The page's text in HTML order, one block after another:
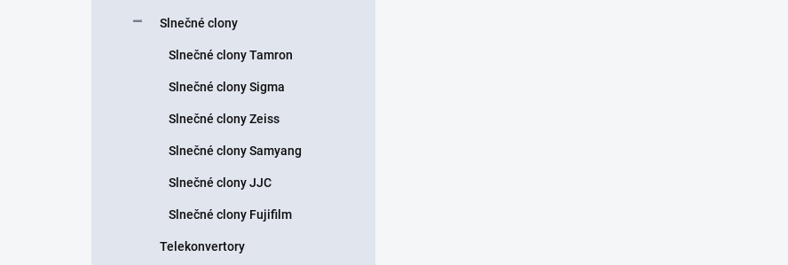
Slnečné clony
Slnečné clony Tamron
Slnečné clony Sigma
Slnečné clony Zeiss
Slnečné clony Samyang
Slnečné clony JJC
Slnečné clony Fujifilm
Telekonvertory